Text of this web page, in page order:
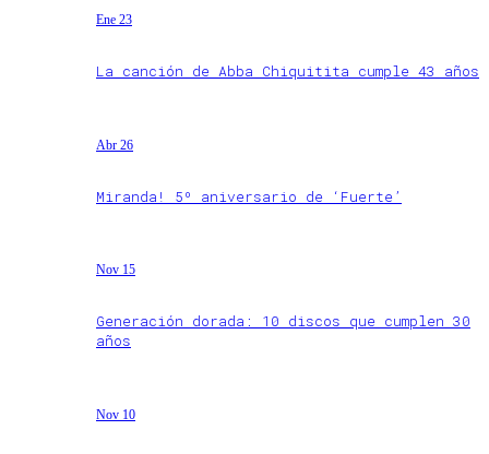
Ene 23
La canción de Abba Chiquitita cumple 43 años
Abr 26
Miranda! 5º aniversario de ‘Fuerte’
Nov 15
Generación dorada: 10 discos que cumplen 30
años
Nov 10